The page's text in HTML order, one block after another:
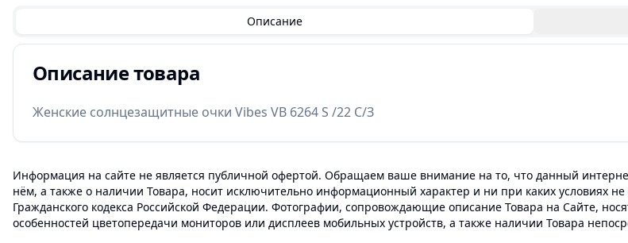
Описание
Описание товара
Женские солнцезащитные очки Vibes VB 6264 S /22 С/З
Информация на сайте не является публичной офертой. Обращаем ваше внимание на то, что данный
нём, а также о наличии Товара, носит исключительно информационный характер и ни при каких условиях
Гражданского кодекса Российской Федерации. Фотографии, сопровождающие описание Товара на Сайте,
особенностей цветопередачи мониторов или дисплеев мобильных устройств, а также наличии Товара